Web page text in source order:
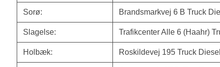
Sorø: Brandsmarkvej 6 B Truck
Slagelse: Trafikcenter Alle 6 (Haahr)
Holbæk: Roskildevej 195 Truck